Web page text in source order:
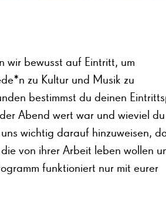
wir bewusst auf Eintritt, um
zu Kultur und Musik zu
bestimmst du deinen
Abend wert war und wieviel du
wichtig darauf hinzuweisen,
von ihrer Arbeit leben wollen
funktioniert nur mit eurer